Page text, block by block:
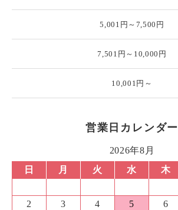
5,001円～7,500円
7,501円～10,000円
10,001円～
営業日カレンダー
2026年8月
日
月 火 水 木
2
3 4 5 6